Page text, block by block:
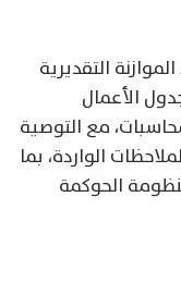
التقديرية
الأعمال
مع التوصية
الواردة، بما
الحوكمة